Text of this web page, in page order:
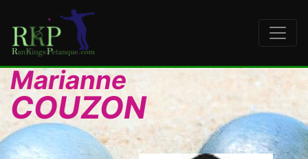
Marianne
COUZON